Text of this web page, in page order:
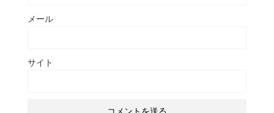
メール
サイト